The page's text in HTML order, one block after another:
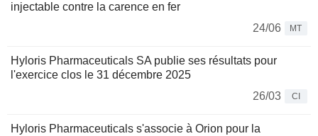
injectable contre la carence en fer
24/06
MT
Hyloris Pharmaceuticals SA publie ses résultats pour
l'exercice clos le 31 décembre 2025
26/03
CI
Hyloris Pharmaceuticals s'associe à Orion pour la